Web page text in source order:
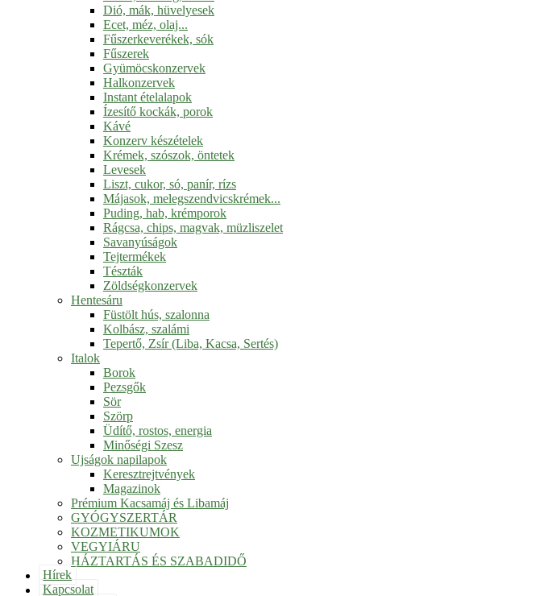
Dió, mák, hüvelyesek
Ecet, méz, olaj...
Fűszerkeverékek, sók
Fűszerek
Gyümöcskonzervek
Halkonzervek
Instant ételalapok
Ízesítő kockák, porok
Kávé
Konzerv készételek
Krémek, szószok, öntetek
Levesek
Liszt, cukor, só, panír, rízs
Májasok, melegszendvicskrémek...
Puding, hab, krémporok
Rágcsa, chips, magvak, müzliszelet
Savanyúságok
Tejtermékek
Tészták
Zöldségkonzervek
Hentesáru
Füstölt hús, szalonna
Kolbász, szalámi
Tepertő, Zsír (Liba, Kacsa, Sertés)
Italok
Borok
Pezsgők
Sör
Szörp
Üdítő, rostos, energia
Minőségi Szesz
Ujságok napilapok
Keresztrejtvények
Magazinok
Prémium Kacsamáj és Libamáj
GYÓGYSZERTÁR
KOZMETIKUMOK
VEGYIÁRU
HÁZTARTÁS ÉS SZABADIDŐ
Hírek
Kapcsolat